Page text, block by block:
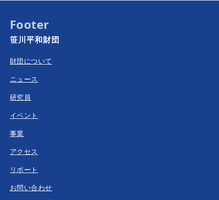
Footer
笹川平和財団
財団について
ニュース
研究員
イベント
事業
アクセス
リポート
お問い合わせ